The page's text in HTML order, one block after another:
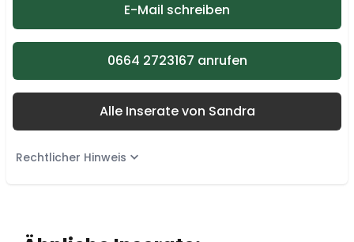
E-Mail schreiben
0664 2723167 anrufen
Alle Inserate von Sandra
Rechtlicher Hinweis